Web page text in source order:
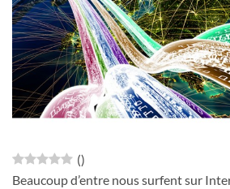
()
Beaucoup d’entre nous surfent sur